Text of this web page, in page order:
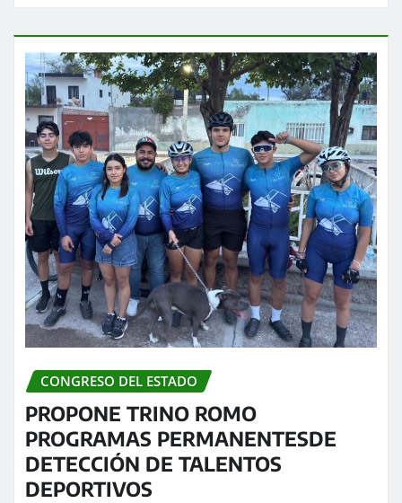
CONGRESO DEL ESTADO
PROPONE TRINO ROMO
PROGRAMAS PERMANENTESDE
DETECCIÓN DE TALENTOS
DEPORTIVOS